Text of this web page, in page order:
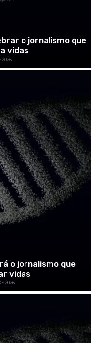
o jornalismo que
vidas
2026
o jornalismo que
vidas
2026